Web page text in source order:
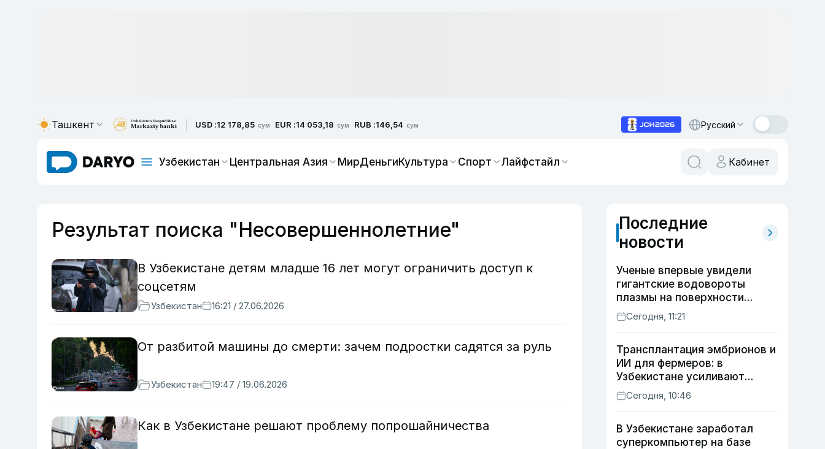
Ташкент USD :12 178,85 сум EUR :14 053,18 сум RUB :146,54 сум Русский
Узбекистан Центральная Азия МирДеньгиКультура Спорт Лайфстайл Кабинет
Результат поиска "Несовершеннолетние"
В Узбекистане детям младше 16 лет могут ограничить доступ к
соцсетям
Узбекистан 16:21 / 27.06.2026
От разбитой машины до смерти: зачем подростки садятся за руль
Узбекистан 19:47 / 19.06.2026
Как в Узбекистане решают проблему попрошайничества
Последние
новости
Ученые впервые увидели
гигантские водовороты
плазмы на поверхности
Солнца
Сегодня, 11:21
Трансплантация эмбрионов и
ИИ для фермеров: в
Узбекистане усиливают
развитие животноводства
Сегодня, 10:46
В Узбекистане заработал
суперкомпьютер на базе